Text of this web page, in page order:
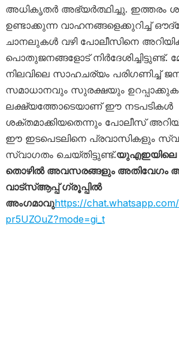
അധികൃതർ അഭ്യർത്ഥിച്ചു. ഇത്തരം
ഉണ്ടാക്കുന്ന വാഹനങ്ങളെക്കുറിച്ച്
ചാനലുകൾ വഴി പോലീസിനെ
പൊതുജനങ്ങളോട് നിർദേശിച്ചിട്ടുണ്ട്.
നിലവിലെ സാഹചര്യം പരിഗണിച്ച്
സമാധാനവും സുരക്ഷയും
ലക്ഷ്യത്തോടെയാണ് ഈ നടപടികൾ
ശക്തമാക്കിയതെന്നും പോലീസ്
ഈ ഇടപെടലിനെ പ്രവാസികളും
സ്വാഗതം ചെയ്തിട്ടുണ്ട്.യുഎഇയിലെ
തൊഴിൽ അവസരങ്ങളും അതിവേഗം
വാട്സ്ആപ്പ് ഗ്രൂപ്പിൽ
അംഗമാവുhttps://
pr5UZOuZ?mode=gi_t